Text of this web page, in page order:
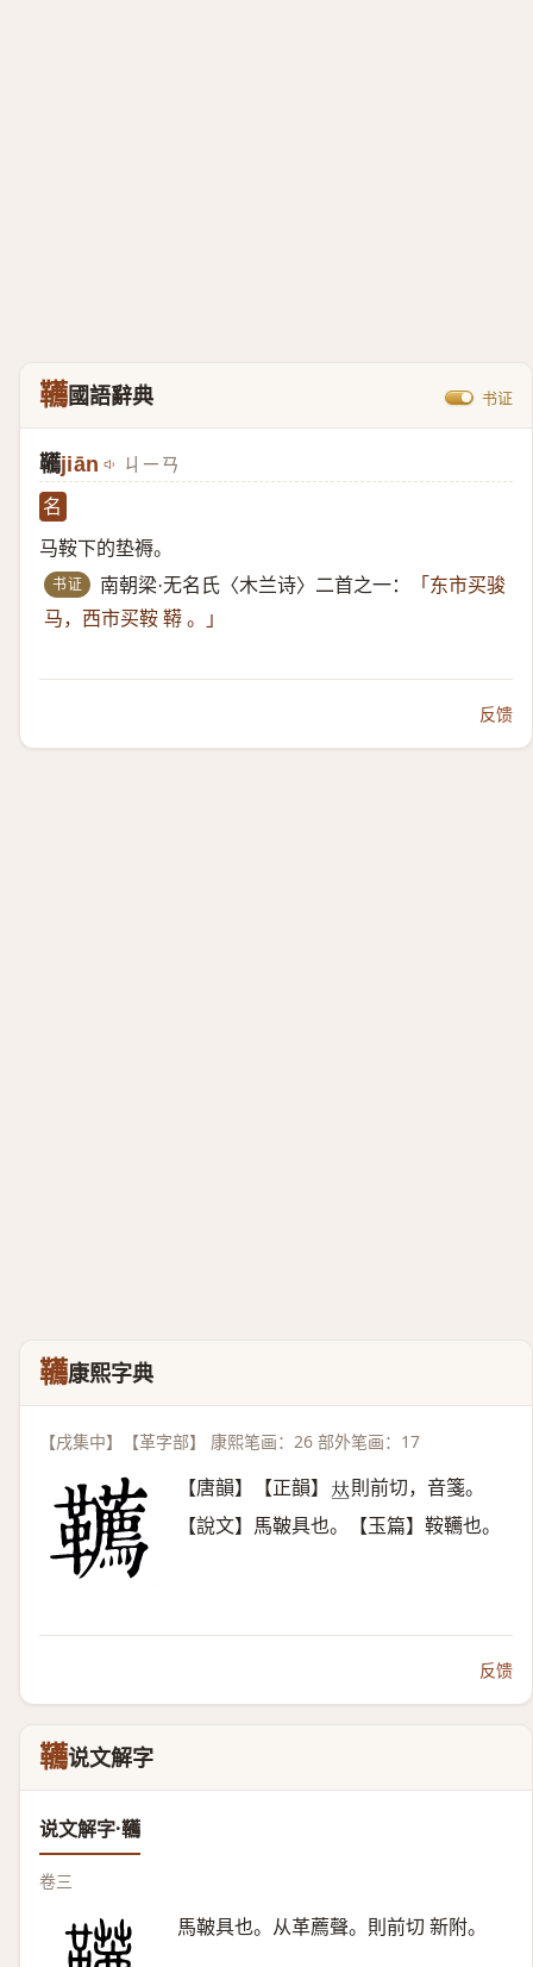
韉國語辭典 书证
韉jiān ㄐㄧㄢ
名
马鞍下的垫褥。
书证 南朝梁·无名氏〈木兰诗〉二首之一：
「东市买骏
马，西市买鞍 鞯 。」
反馈
韉康熙字典
【戌集中】【革字部】 康熙笔画：26 部外笔画：17
【唐韻】【正韻】 𠀤則前切，音箋。
【說文】馬鞁具也。【玉篇】鞍韉也。
反馈
韉说文解字
说文解字·韉
卷三
馬鞁具也。从革薦聲。則前切 新附。